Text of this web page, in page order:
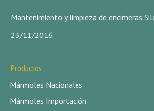
Mantenimiento y limpieza de encimeras
23/11/2016
Productos
Mármoles Nacionales
Mármoles Importación